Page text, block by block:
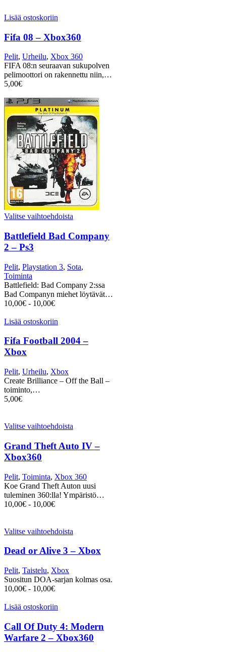
Lisää ostoskoriin
Fifa 08 – Xbox360
Pelit, Urheilu, Xbox 360
FIFA 08:n seuraavan sukupolven
pelimoottori on rakennettu niin,…
5,00€
Valitse vaihtoehdoista
Battlefield Bad Company
2 – Ps3
Pelit, Playstation 3, Sota,
Toiminta
Battlefield: Bad Company 2:ssa
Bad Companyn miehet löytävät…
10,00€ - 10,00€
Lisää ostoskoriin
Fifa Football 2004 –
Xbox
Pelit, Urheilu, Xbox
Create Brilliance – Off the Ball –
toiminto,…
5,00€
Valitse vaihtoehdoista
Grand Theft Auto IV –
Xbox360
Pelit, Toiminta, Xbox 360
Koe Grand Theft Auton uusi
tuleminen 360:lla! Ympäristö…
10,00€ - 10,00€
Valitse vaihtoehdoista
Dead or Alive 3 – Xbox
Pelit, Taistelu, Xbox
Suositun DOA-sarjan kolmas osa.
10,00€ - 10,00€
Lisää ostoskoriin
Call Of Duty 4: Modern
Warfare 2 – Xbox360